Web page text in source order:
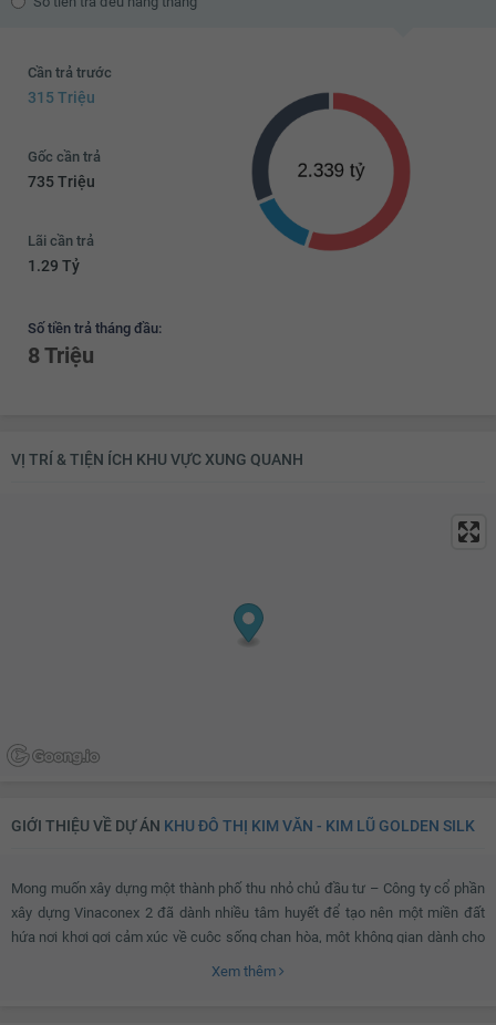
Cần trả trước
315 Triệu
Gốc cần trả
735 Triệu
Lãi cần trả
1.29 Tỷ
Số tiền trả tháng đầu:
8 Triệu
VỊ TRÍ & TIỆN ÍCH KHU VỰC XUNG QUANH
GIỚI THIỆU VỀ DỰ ÁN KHU ĐÔ THỊ KIM VĂN - KIM LŨ GOLDEN SILK
Mong muốn xây dựng một thành phố thu nhỏ chủ đầu tư – Công ty cổ phần
xây dựng Vinaconex 2 đã dành nhiều tâm huyết để tạo nên một miền đất
hứa nơi khơi gợi cảm xúc về cuộc sống chan hòa, một không gian dành cho
Xem thêm